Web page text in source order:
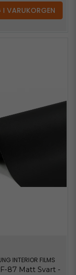
I VARUKORGEN
INTERIOR FILMS
87 Matt Svart -